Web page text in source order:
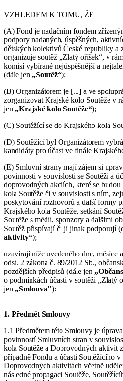
VZHLEDEM K TOMU, ŽE
(A) Fond je nadačním fondem
podpory nadaných, úspěšných,
dětských kolektivů České republiky a
organizuje soutěž „Zlatý oříšek“, v
komisí vybírané nejúspěšnější a
(dále jen „Soutěž“);
(B) Organizátorem je [...] a ve
zorganizovat Krajské kolo Soutěže v
jen „Krajské kolo Soutěže“);
(C) Soutěžící se do Krajského kola
(D) Soutěžící byl Organizátorem
kandidáty pro účast ve finále
(E) Smluvní strany mají zájem si
povinnosti v souvislosti se Soutěží a
doprovodných akciích, které se
kola Soutěže či v souvislosti s ním,
poskytování rozhovorů a další formy
Krajského kola Soutěže, setkání
Soutěže s médii, sponzory a dalšími
Soutěž přispívají či ji jinak podporují
aktivity“);
uzavírají níže uvedeného dne, měsíce
odst. 2 zákona č. 89/2012 Sb.,
pozdějších předpisů (dále jen
o podmínkách účasti v soutěži „Zlatý
jen „Smlouva"):
1. Předmět Smlouvy
1.1 Předmětem této Smlouvy je
povinností Smluvních stran v
kola Soutěže a Doprovodných aktivit
případně Fondu a účasti Soutěžícího
Doprovodných aktivitách včetně
následné propagaci Soutěže,